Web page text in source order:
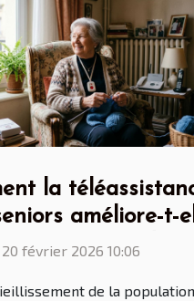
la
améliore-t-
au quotidien ?
février 2026 10:06
de la